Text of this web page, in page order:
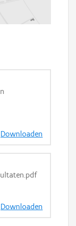
Downloaden
Downloaden